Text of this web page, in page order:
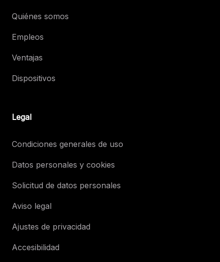
Quiénes somos
Empleos
Ventajas
Dispositivos
Legal
Condiciones generales de uso
Datos personales y cookies
Solicitud de datos personales
Aviso legal
Ajustes de privacidad
Accesibilidad